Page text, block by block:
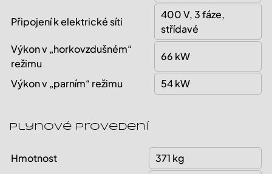
Připojení k elektrické síti
400 V, 3 fáze,
střídavé
Výkon v „horkovzdušném“
režimu
66 kW
Výkon v „parním“ režimu 54 kW
Plynové provedení
Hmotnost
371 kg